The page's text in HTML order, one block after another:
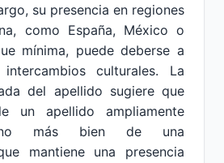
su presencia en regiones
como España, México o
mínima, puede deberse a
culturales. La
del apellido sugiere que
un apellido ampliamente
más bien de una
mantiene una presencia